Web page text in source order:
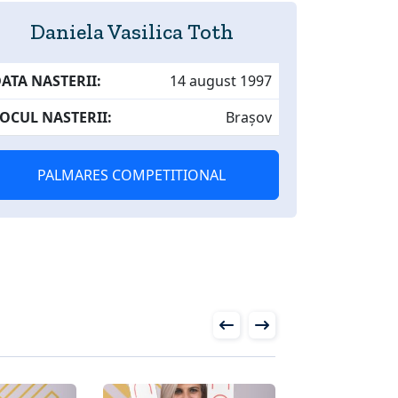
Daniela Vasilica Toth
NASTERII:
14 august 1997
NASTERII:
Brașov
PALMARES COMPETITIONAL